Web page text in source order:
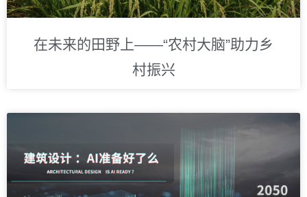
在未来的田野上——“农村大脑”助力乡
村振兴